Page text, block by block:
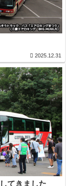
2025.12.31
てきました